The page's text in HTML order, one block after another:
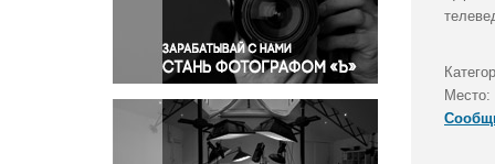
Правосудие
Происшествия и конфликты
Религия
Светская жизнь
Спорт
Экология
Место: